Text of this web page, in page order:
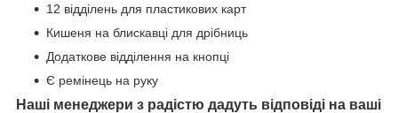
12 відділень для пластикових карт
Кишеня на блискавці для дрібниць
Додаткове відділення на кнопці
Є ремінець на руку
Наші менеджери з радістю дадуть відповіді на ваші